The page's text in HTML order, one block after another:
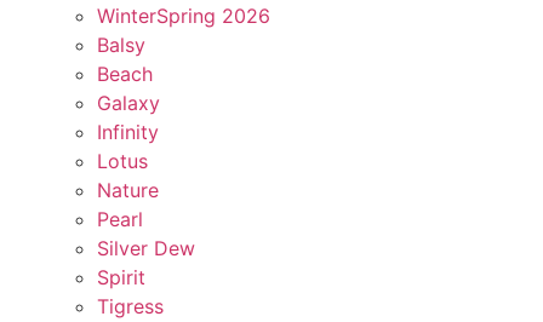
WinterSpring 2026
Balsy
Beach
Galaxy
Infinity
Lotus
Nature
Pearl
Silver Dew
Spirit
Tigress